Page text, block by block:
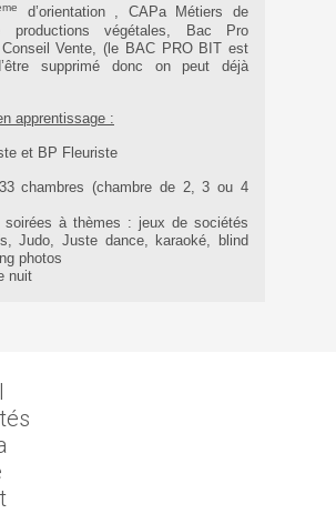
d’orientation , CAPa Métiers de
productions végétales, Bac Pro
Conseil Vente, (le BAC PRO BIT est
supprimé donc on peut déjà
apprentissage :
et BP Fleuriste
33 chambres (chambre de 2, 3 ou 4
soirées à thèmes : jeux de sociétés
Judo, Juste dance, karaoké, blind
photos
nuit